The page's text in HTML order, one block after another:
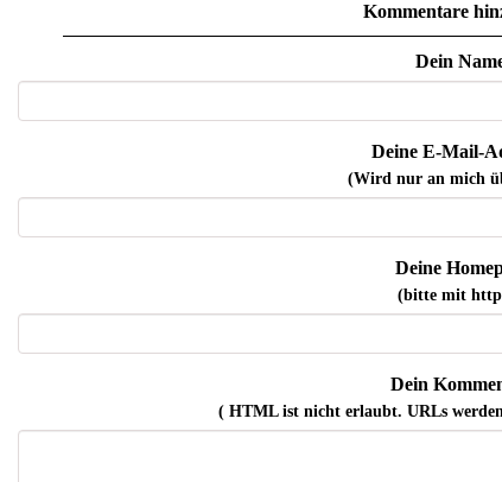
Kommentare
Dein
Deine E-Mail-
(Wird nur an mich
Deine
(bitte mit
Dein
( HTML ist nichterlaubt. URLs